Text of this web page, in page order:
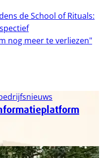
de School of Rituals:
nog meer te verliezen"